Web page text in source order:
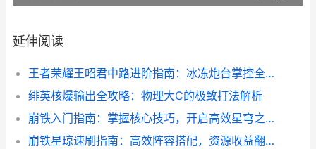
延伸阅读
王者荣耀王昭君中路进阶指南：冰冻炮台掌控全场！
绯英核爆输出全攻略：物理大C的极致打法解析
崩铁入门指南：掌握核心技巧，开启高效星穹之旅！
崩铁星琼速刷指南：高效阵容搭配，资源收益翻倍！